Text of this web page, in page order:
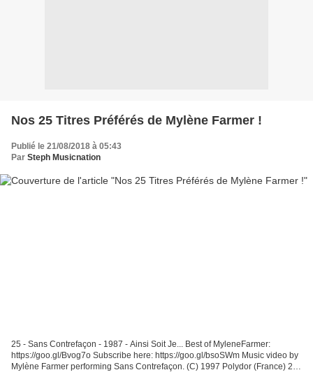
Nos 25 Titres Préférés de Mylène Farmer !
Publié le 21/08/2018 à 05:43
Par Steph Musicnation
25 - Sans Contrefaçon - 1987 - Ainsi Soit Je... Best of MyleneFarmer:
https://goo.gl/Bvog7o Subscribe here: https://goo.gl/bsoSWm Music video by
Mylène Farmer performing Sans Contrefaçon. (C) 1997 Polydor (France) 24